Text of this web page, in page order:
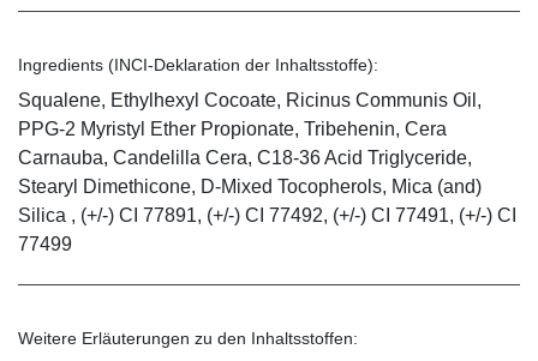
Ingredients (INCI-Deklaration der Inhaltsstoffe):
Squalene, Ethylhexyl Cocoate, Ricinus Communis Oil,
PPG-2 Myristyl Ether Propionate, Tribehenin, Cera
Carnauba, Candelilla Cera, C18-36 Acid Triglyceride,
Stearyl Dimethicone, D-Mixed Tocopherols, Mica (and)
Silica , (+/-) CI 77891, (+/-) CI 77492, (+/-) CI 77491, (+/-) CI
77499
Weitere Erläuterungen zu den Inhaltsstoffen: